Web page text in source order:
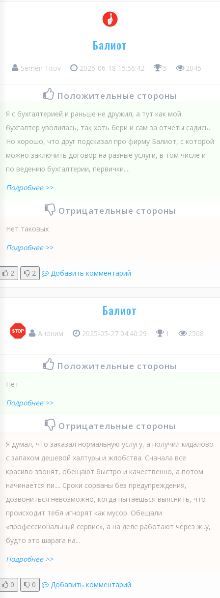
Балиот
Semen Titov 2025-06-18 15:56:42 5 2045
Положительные стороны
Я с бухгалтерией и раньше не дружил, а тут как мой
бухгалтер уволилась, так хоть бери и сам за отчеты садись.
Но хорошо, что друг подсказал про фирму Балиот, с которой
можно заключить договор на разные услуги, в том числе и
по ведению бухгалтерии, первички....
Подробнее >>
Отрицательные стороны
Нет таковых
Подробнее >>
2 2 Добавить комментарий
Балиот
Аноним 2025-05-27 04:40:29 1 2508
Положительные стороны
Нет
Подробнее >>
Отрицательные стороны
Я думал, что заказал нормальную услугу, а получил кидалово
с запахом дешевой халтуры и жлобства. Сначала все
красиво звонят, обещают быстро и качественно, а потом
начинается пи.... Сроки сорваны без предупреждения,
дозвониться невозможно, когда пытаешься выяснить, что
происходит тебя игнорят как мусор. Обещали
«профессиональный сервис», а на деле работают через ж..у,
будто это шарага на...
Подробнее >>
0 0 Добавить комментарий